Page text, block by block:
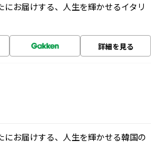
お届けする、人生を輝かせるイタリ
詳細を見る
お届けする、人生を輝かせる韓国の